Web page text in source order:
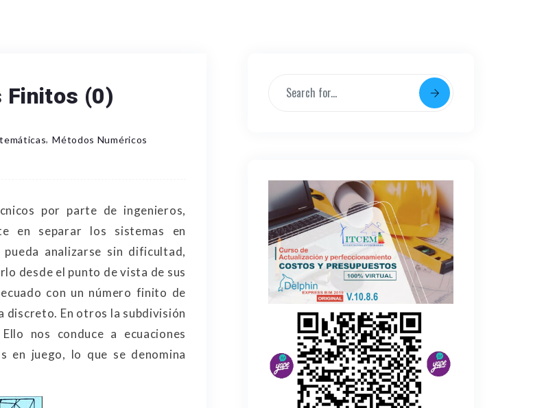
Finitos (0)
, Métodos Numéricos
por parte de ingenieros,
en separar los sistemas en
analizarse sin dificultad,
desde el punto de vista de sus
con un número finito de
discreto. En otros la subdivisión
nos conduce a ecuaciones
en juego, lo que se denomina